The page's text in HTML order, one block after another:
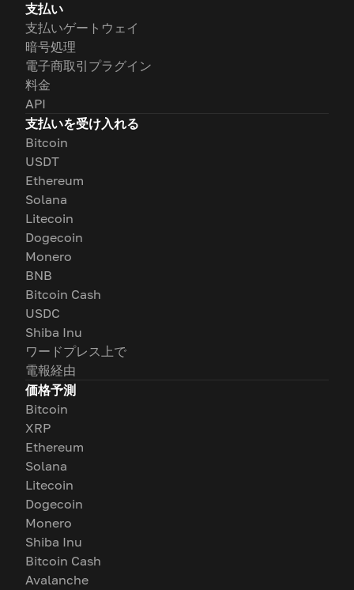
支払い
支払いゲートウェイ
暗号処理
電子商取引プラグイン
料金
API
支払いを受け入れる
Bitcoin
USDT
Ethereum
Solana
Litecoin
Dogecoin
Monero
BNB
Bitcoin Cash
USDC
Shiba Inu
ワードプレス上で
電報経由
価格予測
Bitcoin
XRP
Ethereum
Solana
Litecoin
Dogecoin
Monero
Shiba Inu
Bitcoin Cash
Avalanche